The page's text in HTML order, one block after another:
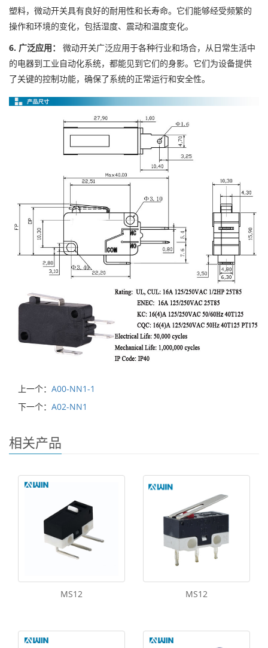
塑料，微动开关具有良好的耐用性和长寿命。它们能够经受频繁的
操作和环境的变化，包括湿度、震动和温度变化。
6. 广泛应用：
微动开关广泛应用于各种行业和场合，从日常生活中
的电器到工业自动化系统，都能见到它们的身影。它们为设备提供
了关键的控制功能，确保了系统的正常运行和安全性。
上一个： A00-NN1-1
下一个： A02-NN1
相关产品
MS12 MS12